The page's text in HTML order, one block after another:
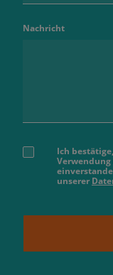
Nachricht
Ich
unserer